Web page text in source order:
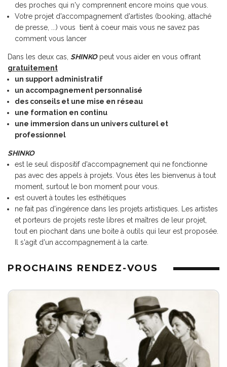
des proches qui n'y comprennent encore moins que vous.
Votre projet d'accompagnement d'artistes (booking, attaché
de presse, ...) vous tient à coeur mais vous ne savez pas
comment vous lancer
Dans les deux cas, SHINKOpeut vous aider en vous offrant
gratuitement
un support administratif
un accompagnement personnalisé
des conseils et une mise en réseau
une formation en continu
une immersion dans un univers culturel et
professionnel
SHINKO
est le seul dispositif d'accompagnement qui ne fonctionne
pas avec des appels à projets. Vous êtes les bienvenus à tout
moment, surtout le bon moment pour vous.
est ouvert à toutes les esthétiques
ne fait pas d'ingérence dans les projets artistiques. Les artistes
et porteurs de projets reste libres et maîtres de leur projet,
tout en piochant dans une boite à outils qui leur est proposée.
Il s'agit d'un accompagnement à la carte.
PROCHAINS RENDEZ-VOUS